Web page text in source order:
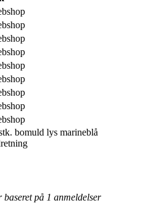
bomuld lys marineblå
baseret på 1 anmeldelser